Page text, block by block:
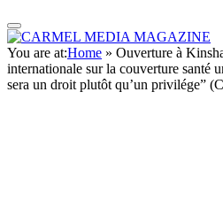
You are at:Home » Ouverture à
internationale sur la couverture santé
sera un droit plutôt qu’un privilége”